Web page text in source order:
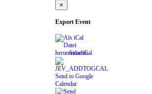
×
Export Event
Save iCal
Send to Google
Calendar